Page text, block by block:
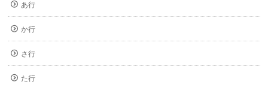
あ行
か行
さ行
た行